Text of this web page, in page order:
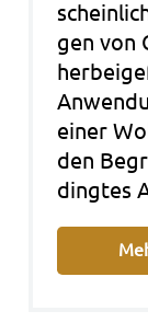
gen von
einer
den
ding­tes